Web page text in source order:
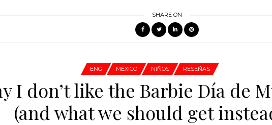
SHARE ON
ENG MÉXICO NIÑOS RESEÑAS
I don’t like the Barbie Día de
(and what we should get